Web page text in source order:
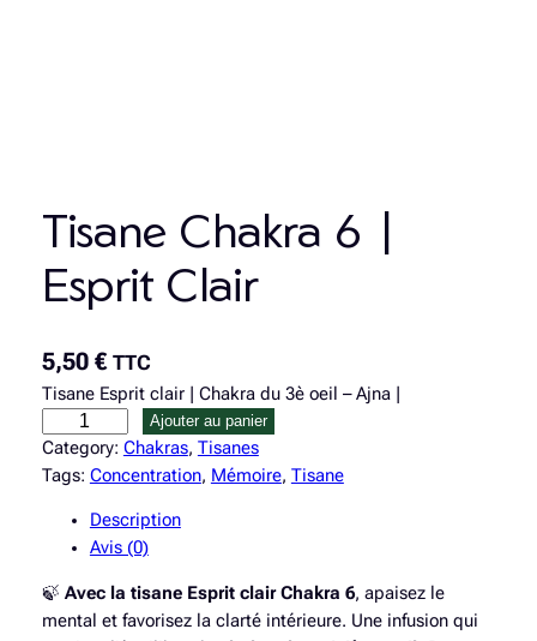
Tisane Chakra 6 |
Esprit Clair
5,50 € TTC
Tisane Esprit clair | Chakra du 3è oeil – Ajna |
u
a
t
é
Ajouter au panier
Category: Chakras, Tisanes
Tags: Concentration, Mémoire, Tisane
Description
Avis (0)
🍃 Avec la tisane Esprit clair Chakra 6, apaisez le
mental et favorisez la clarté intérieure. Une infusion qui